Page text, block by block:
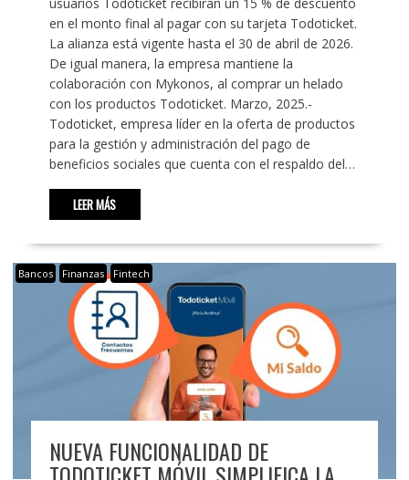
en el monto final al pagar con su tarjeta Todoticket.
La alianza está vigente hasta el 30 de abril de 2026.
De igual manera, la empresa mantiene la
colaboración con Mykonos, al comprar un helado
con los productos Todoticket. Marzo, 2025.-
Todoticket, empresa líder en la oferta de productos
para la gestión y administración del pago de
beneficios sociales que cuenta con el respaldo del…
LEER MÁS
Bancos Finanzas Fintech
NUEVA FUNCIONALIDAD DE